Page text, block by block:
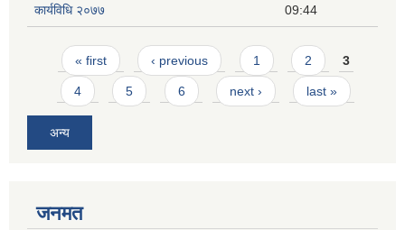
कार्यविधि २०७७
09:44
Pages
« first ‹ previous 1 2 3
4 5 6 next › last »
अन्य
जनमत